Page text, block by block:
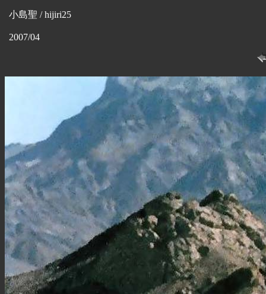
小島聖 / hijiri25
2007/04